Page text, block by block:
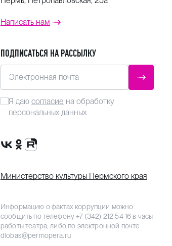
Написать нам
ПОДПИСАТЬСЯ НА РАССЫЛКУ
Электронная почта
Я даю согласие на обработку
персональных данных
Сообщество VK
Группа в одноклассниках
Канал Rutube
Министерство культуры Пермского края
Информацию о фактах коррупции можно
сообщить по телефону+7 (342) 212 54 16 в часы
работы театра, либо по электронной почте
dlobas@permopera.ru